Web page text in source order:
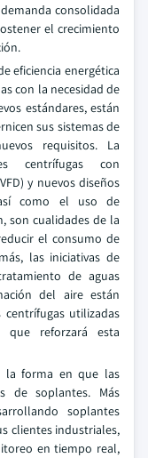
consolidada
el crecimiento
eficiencia energética
con la necesidad de
estándares, están
sus sistemas de
requisitos. La
centrífugas con
y nuevos diseños
como el uso de
son cualidades de la
el consumo de
las iniciativas de
de aguas
del aire están
utilizadas
que reforzará esta
la forma en que las
de soplantes. Más
soplantes
clientes industriales,
en tiempo real,